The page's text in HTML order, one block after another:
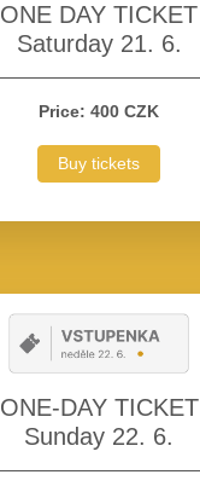
ONE DAY TICKET
Saturday 21. 6.
Price: 400 CZK
Buy tickets
ONE-DAY TICKET
Sunday 22. 6.